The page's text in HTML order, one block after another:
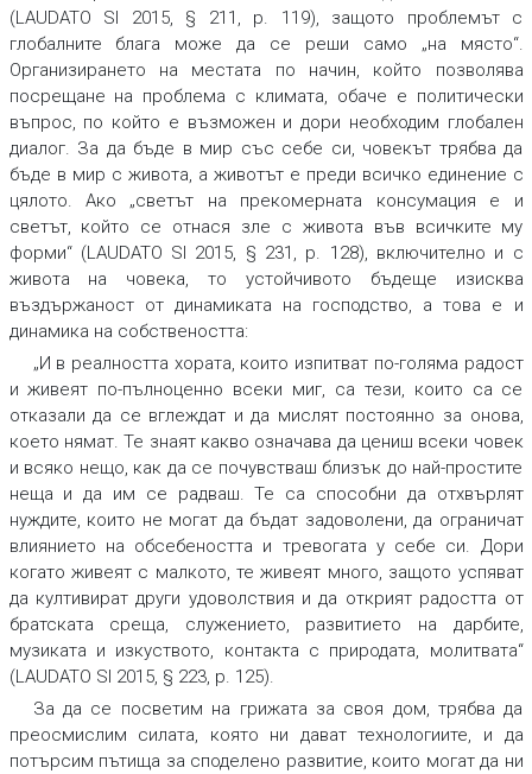
(LAUDATO SI 2015, § 211, p. 119), защото проблемът с
глобалните блага може да се реши само „на място“.
Организирането на местата по начин, който позволява
посрещане на проблема с климата, обаче е политически
въпрос, по който е възможен и дори необходим глобален
диалог. За да бъде в мир със себе си, човекът трябва да
бъде в мир с живота, а животът е преди всичко единение с
цялото. Ако „светът на прекомерната консумация е и
светът, който се отнася зле с живота във всичките му
форми“ (LAUDATO SI 2015, § 231, p. 128), включително и с
живота на човека, то устойчивото бъдеще изисква
въздържаност от динамиката на господство, а това е и
динамика на собствеността:
„И в реалността хората, които изпитват по-голяма радост
и живеят по-пълноценно всеки миг, са тези, които са се
отказали да се вглеждат и да мислят постоянно за онова,
което нямат. Те знаят какво означава да цениш всеки човек
и всяко нещо, как да се почувстваш близък до най-простите
неща и да им се радваш. Те са способни да отхвърлят
нуждите, които не могат да бъдат задоволени, да ограничат
влиянието на обсебеността и тревогата у себе си. Дори
когато живеят с малкото, те живеят много, защото успяват
да култивират други удоволствия и да открият радостта от
братската среща, служението, развитието на дарбите,
музиката и изкуството, контакта с природата, молитвата“
(LAUDATO SI 2015, § 223, p. 125).
За да се посветим на грижата за своя дом, трябва да
преосмислим силата, която ни дават технологиите, и да
потърсим пътища за споделено развитие, които могат да ни